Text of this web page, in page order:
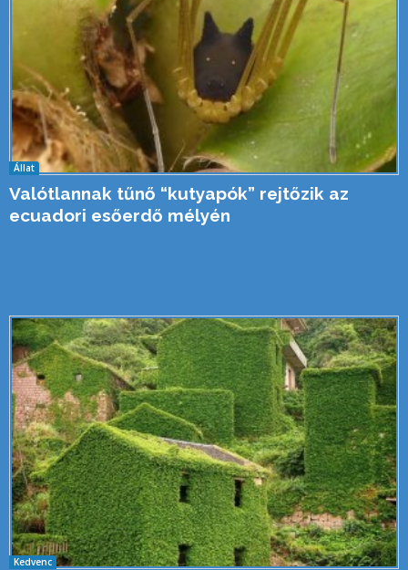
Állat
Valótlannak tűnő “kutyapók” rejtőzik az
ecuadori esőerdő mélyén
Kedvenc